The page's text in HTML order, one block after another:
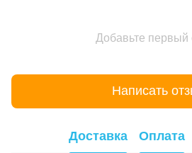
Добавьте первый
Написать
Доставка Оплата